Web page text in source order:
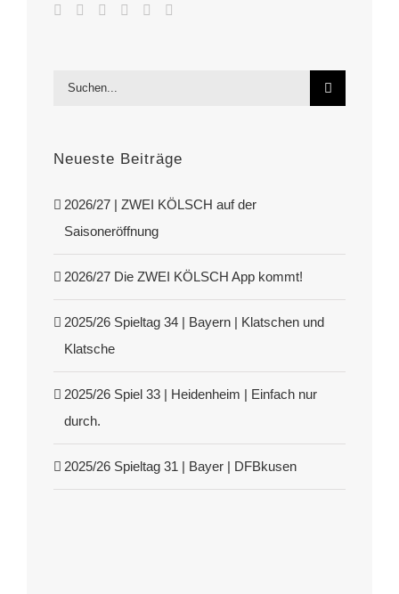
Suche
Neueste Beiträge
2026/27 | ZWEI KÖLSCH auf der
Saisoneröffnung
2026/27 Die ZWEI KÖLSCH App kommt!
2025/26 Spieltag 34 | Bayern | Klatschen und
Klatsche
2025/26 Spiel 33 | Heidenheim | Einfach nur
durch.
2025/26 Spieltag 31 | Bayer | DFBkusen